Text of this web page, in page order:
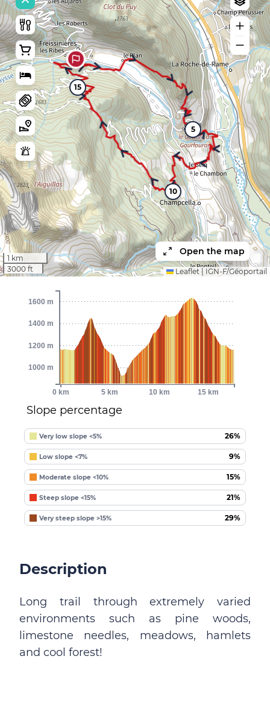
5
10
15
1 km
3000 ft
Open the map
Leaflet | IGN-F/Géoportail
Slope percentage
Very low slope <5% 26%
Low slope <7% 9%
Moderate slope <10% 15%
Steep slope <15% 21%
Very steep slope >15% 29%
0 km 5 km 10 km 15 km
1000 m
1200 m
1400 m
1600 m
Description
Long trail through extremely varied
environments such as pine woods,
limestone needles, meadows, hamlets
and cool forest!